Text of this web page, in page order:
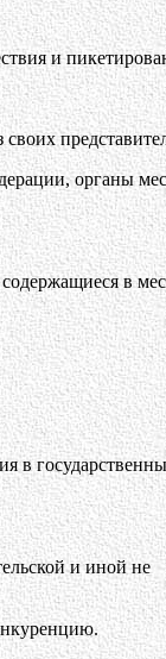
и
органы
в
в
и иной не